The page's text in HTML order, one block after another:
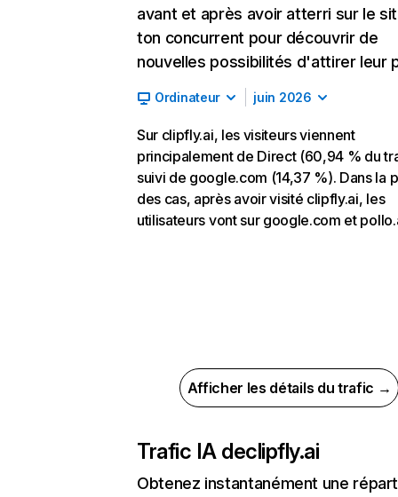
avant et après avoir atterri sur le
ton concurrent pour découvrir de
nouvelles possibilités d'attirer leur
Ordinateur juin 2026
Sur clipfly.ai, les visiteurs viennent
principalement de Direct (60,94 % du
suivi de google.com (14,37 %). Dans la
des cas, après avoir visité clipfly.ai, les
utilisateurs vont sur google.com et
Afficher les détails du trafic →
Trafic IA declipfly.ai
Obtenez instantanément une